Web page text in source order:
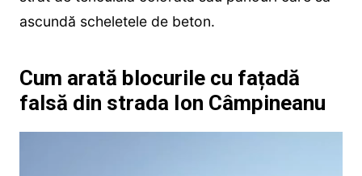
ascundă scheletele de beton.
Cum arată blocurile cu fațadă
falsă din strada Ion Câmpineanu